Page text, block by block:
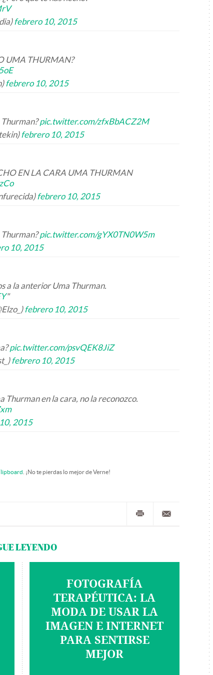
febrero 10, 2015
UMA THURMAN?
febrero 10, 2015
Thurman?pic.twitter.com/zfxBbACZ2M
febrero 10, 2015
EN LA CARA UMA THURMAN
febrero 10, 2015
Thurman?pic.twitter.com/gYX0TN0W5m
10, 2015
a la anterior Uma Thurman.
"
febrero 10, 2015
pic.twitter.com/psvQEK8JiZ
febrero 10, 2015
Thurman en la cara, no la reconozco.
2015
. ¡No te pierdas lo mejor de Verne!
LEYENDO
FOTOGRAFÍA
TERAPÉUTICA: LA
MODA DE USAR LA
IMAGEN E INTERNET
PARA SENTIRSE
MEJOR